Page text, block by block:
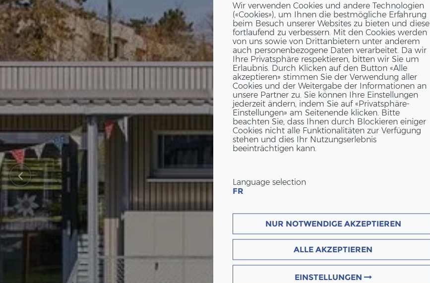
Wir verwenden Cookies und andere Technologien
(«Cookies»), um Ihnen die bestmögliche Erfahrung
beim Besuch unserer Websites zu bieten und diese
fortlaufend zu verbessern. Mit den Cookies werden
von uns sowie von Drittanbietern unter anderem
auch personenbezogene Daten verarbeitet. Da wir
Ihre Privatsphäre respektieren, bitten wir Sie um
Erlaubnis. Durch Klicken auf den Button «Alle
akzeptieren» stimmen Sie der Verwendung aller
Cookies und der Weitergabe der Informationen an
unsere Partner zu. Sie können Ihre Einstellungen
jederzeit ändern, indem Sie auf «Privatsphäre-
Einstellungen» am Seitenende klicken. Bitte
beachten Sie, dass Ihnen durch Blockieren einiger
Cookies nicht alle Funktionalitäten zur Verfügung
stehen und dies Ihr Nutzungserlebnis
beeinträchtigen kann.
Language selection
FR
NUR NOTWENDIGE AKZEPTIEREN
ALLE AKZEPTIEREN
EINSTELLUNGEN